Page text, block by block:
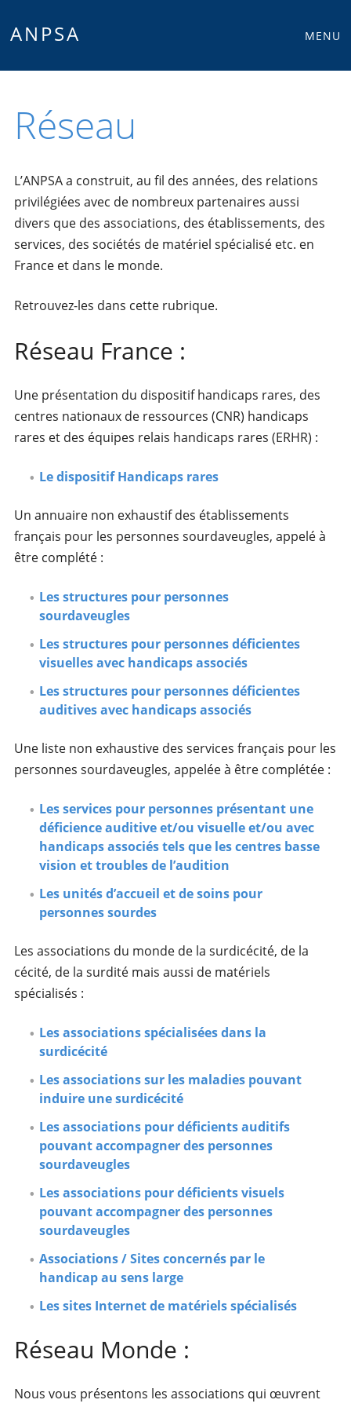
ANPSA
menu
content
MENU
Réseau
L’ANPSA a construit, au fil des années, des relations
privilégiées avec de nombreux partenaires aussi
divers que des associations, des établissements, des
services, des sociétés de matériel spécialisé etc. en
France et dans le monde.
Retrouvez-les dans cette rubrique.
Réseau France :
Une présentation du dispositif handicaps rares, des
centres nationaux de ressources (CNR) handicaps
rares et des équipes relais handicaps rares (ERHR) :
Le dispositif Handicaps rares
Un annuaire non exhaustif des établissements
français pour les personnes sourdaveugles, appelé à
être complété :
Les structures pour personnes
sourdaveugles
Les structures pour personnes déficientes
visuelles avec handicaps associés
Les structures pour personnes déficientes
auditives avec handicaps associés
Une liste non exhaustive des services français pour les
personnes sourdaveugles, appelée à être complétée :
Les services pour personnes présentant une
déficience auditive et/ou visuelle et/ou avec
handicaps associés tels que les centres basse
vision et troubles de l’audition
Les unités d’accueil et de soins pour
personnes sourdes
Les associations du monde de la surdicécité, de la
cécité, de la surdité mais aussi de matériels
spécialisés :
Les associations spécialisées dans la
surdicécité
Les associations sur les maladies pouvant
induire une surdicécité
Les associations pour déficients auditifs
pouvant accompagner des personnes
sourdaveugles
Les associations pour déficients visuels
pouvant accompagner des personnes
sourdaveugles
Associations / Sites concernés par le
handicap au sens large
Les sites Internet de matériels spécialisés
Réseau Monde :
Nous vous présentons les associations qui œuvrent